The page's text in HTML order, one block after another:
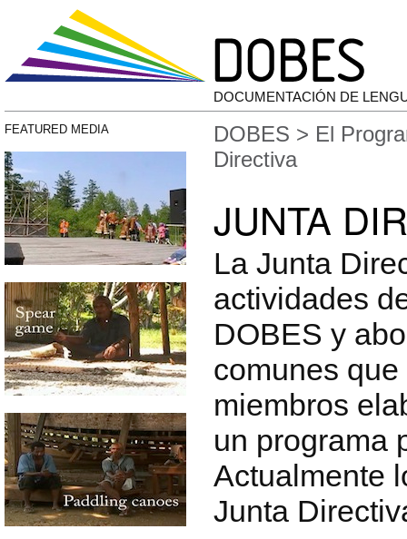
DOCUMENTACIÓN DE
FEATURED MEDIA DOBES > El
Directiva
JUNTA
La Junta
actividades
DOBES y
comunes
miembros
un programa
Actualmente
Junta